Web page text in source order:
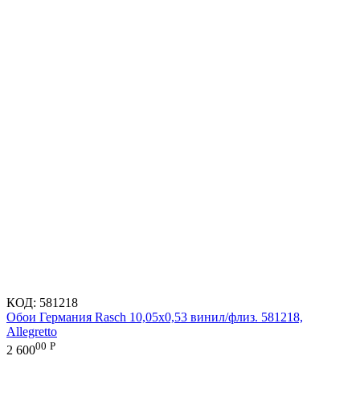
КОД: 581218
Обои Германия Rasch 10,05x0,53 винил/флиз. 581218,
Allegretto
2 60000 Р